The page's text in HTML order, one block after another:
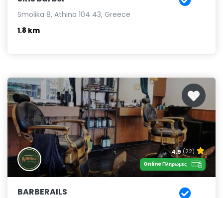
Smolika 8, Athina 104 43, Greece
1.8 km
4.9 (22)
Online Πληρωμές
BARBERAILS